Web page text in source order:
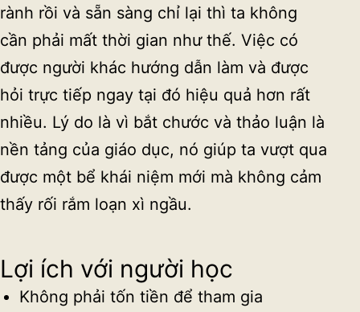
rành rồi và sẵn sàng chỉ lại thì ta không
cần phải mất thời gian như thế. Việc có
được người khác hướng dẫn làm và được
hỏi trực tiếp ngay tại đó hiệu quả hơn rất
nhiều. Lý do là vì bắt chước và thảo luận là
nền tảng của giáo dục, nó giúp ta vượt qua
được một bể khái niệm mới mà không cảm
thấy rối rắm loạn xì ngầu.
Lợi ích với người học
Không phải tốn tiền để tham gia